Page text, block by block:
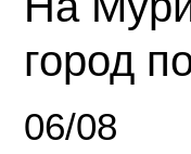
город
06/08